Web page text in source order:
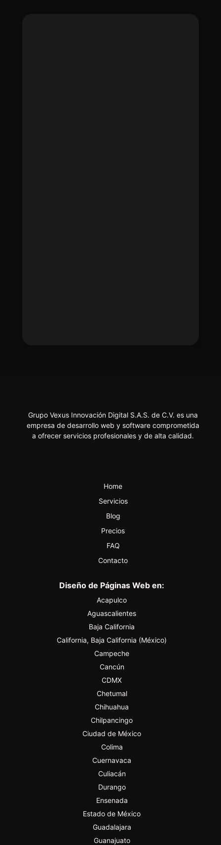
Grupo Vexus Innovación Digital S.A.S. de C.V. es una
empresa de desarrollo web y software comprometida
a ofrecer servicios profesionales y de alta calidad.
Home
Servicios
Blog
Precios
FAQ
Contacto
Diseño de Páginas Web en:
Acapulco
Aguascalientes
Baja California
California, Baja California (México)
Campeche
Cancún
CDMX
Chetumal
Chihuahua
Chilpancingo
Ciudad de México
Colima
Cuernavaca
Culiacán
Durango
Ensenada
Estado de México
Guadalajara
Guanajuato